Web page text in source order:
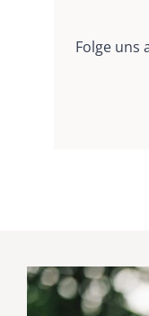
Folge uns